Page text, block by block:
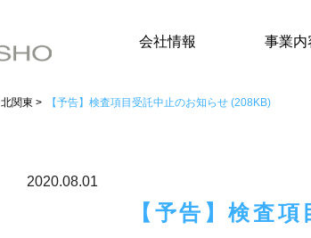
会社情報 事業内
北関東 【予告】検査項目受託中止のお知らせ (208KB)
2020.08.01
【予告】検査